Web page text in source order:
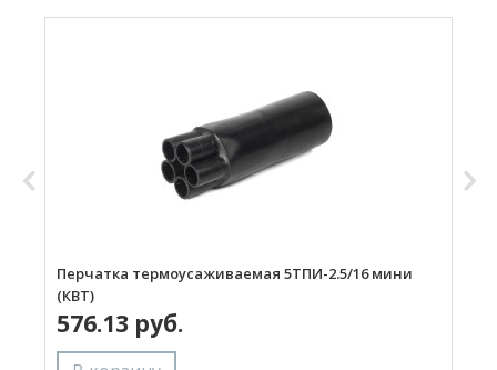
Перчатка термоусаживаемая 5ТПИ-2.5/16 мини
(КВТ)
576.13 руб.